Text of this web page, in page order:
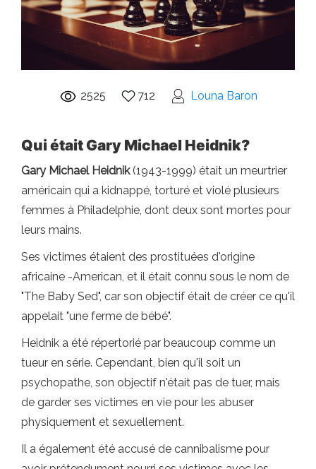
2525 712 Louna Baron
Qui était Gary Michael Heidnik?
Gary Michael Heidnik(1943-1999) était un meurtrier
américain qui a kidnappé, torturé et violé plusieurs
femmes à Philadelphie, dont deux sont mortes pour
leurs mains.
Ses victimes étaient des prostituées d'origine
africaine -American, et il était connu sous le nom de
"The Baby Sed", car son objectif était de créer ce qu'il
appelait "une ferme de bébé".
Heidnik a été répertorié par beaucoup comme un
tueur en série. Cependant, bien qu'il soit un
psychopathe, son objectif n'était pas de tuer, mais
de garder ses victimes en vie pour les abuser
physiquement et sexuellement.
Il a également été accusé de cannibalisme pour